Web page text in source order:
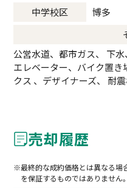
中学校区
博多
公営水道、都市ガス、 下水
エレベーター、バイク置き
クス 、デザイナーズ、 耐
売却履歴
最終的な成約価格とは異なる場
を保証するものではありません。